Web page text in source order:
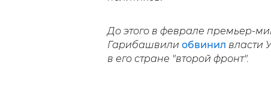
До этого в феврале премьер-
Гарибашвили обвинил власти
в его стране "второй фронт".